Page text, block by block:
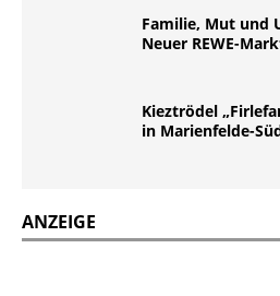
Familie, Mut und
Neuer REWE-
Kieztrödel
in Marienfelde-
ANZEIGE